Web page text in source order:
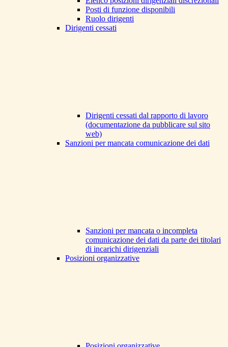
Posti di funzione disponibili
Ruolo dirigenti
Dirigenti cessati
Dirigenti cessati dal rapporto di lavoro
(documentazione da pubblicare sul sito
web)
Sanzioni per mancata comunicazione dei dati
Sanzioni per mancata o incompleta
comunicazione dei dati da parte dei titolari
di incarichi dirigenziali
Posizioni organizzative